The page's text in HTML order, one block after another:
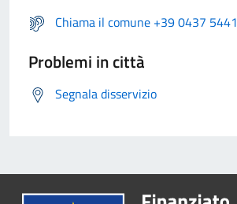
Chiama il comune +39 0437 5441
Problemi in città
Segnala disservizio